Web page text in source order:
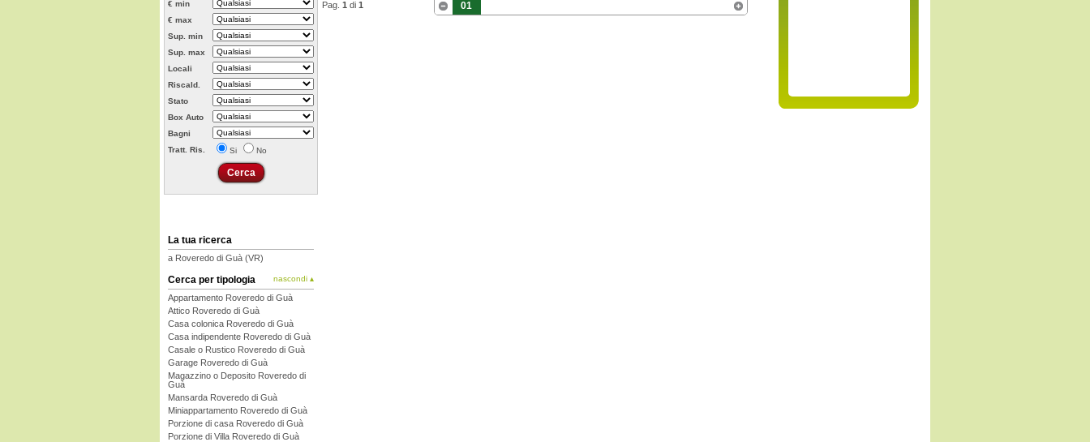
€ min
€ max
Sup. min
Sup. max
Locali
Riscald.
Stato
Box Auto
Bagni
Tratt. Ris.
Si No
La tua ricerca
a Roveredo di Guà (VR)
Cerca per tipologia nascondi ▴
Appartamento Roveredo di Guà
Attico Roveredo di Guà
Casa colonica Roveredo di Guà
Casa indipendente Roveredo di Guà
Casale o Rustico Roveredo di Guà
Garage Roveredo di Guà
Magazzino o Deposito Roveredo di
Guà
Mansarda Roveredo di Guà
Miniappartamento Roveredo di Guà
Porzione di casa Roveredo di Guà
Porzione di Villa Roveredo di Guà
Pag. 1 di 1 01